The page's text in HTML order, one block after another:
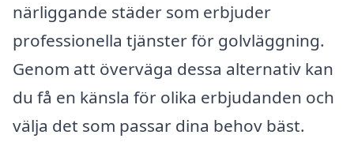
närliggande städer som erbjuder
professionella tjänster för golvläggning.
Genom att överväga dessa alternativ kan
du få en känsla för olika erbjudanden och
välja det som passar dina behov bäst.